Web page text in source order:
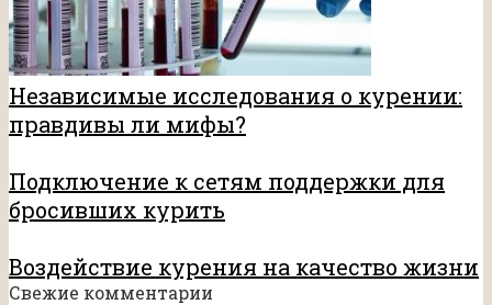
Независимые исследования о курении:
правдивы ли мифы?
Подключение к сетям поддержки для
бросивших курить
Воздействие курения на качество жизни
Свежие комментарии